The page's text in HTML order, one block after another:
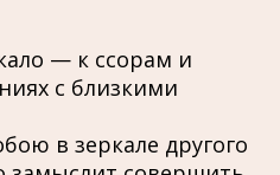
— к ссорам и
с близкими
в зеркале другого